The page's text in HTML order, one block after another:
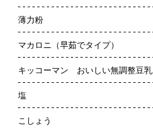
薄力粉
マカロニ（早茹でタイプ）
キッコーマン おいしい無調整豆乳
塩
こしょう